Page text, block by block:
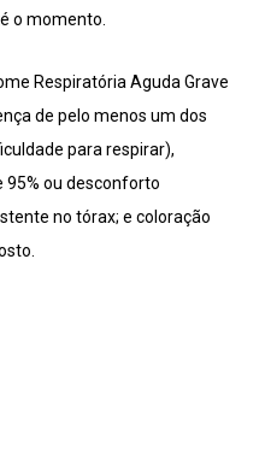
o momento.
Respiratória Aguda Grave
de pelo menos um dos
para respirar),
95% ou desconforto
no tórax; e coloração